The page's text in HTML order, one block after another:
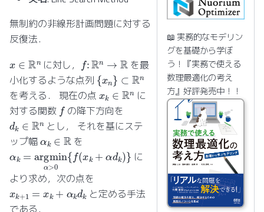
📖 実務的なモデリン
グを基礎から学ぼ
う！『実務で使える
数理最適化の考え
方』好評発売中！！
無制約の非線形計画問題に対する
反復法．
x∈R n に対し， f:Rn→ R
を最
小化するような点列 {xn }⊂ Rn
を考える． 現在の点 xk ∈R n に
対する関数 fの降下方向を
dk ∈Rn とし， それを基にステ
ップ幅 αk ∈R を
α =argminα>0{f(x + dk) }
に
より求め，次の点を
xk 1 =x k+ αk dk
と定める手法
である．